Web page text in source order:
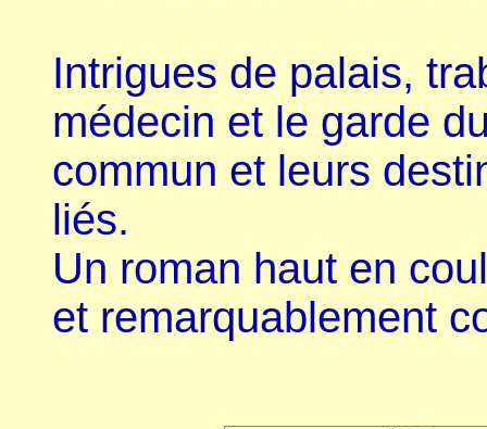
Intrigues de palais,
médecin et le garde
commun et leurs
liés.
Un roman haut en
et remarquablement